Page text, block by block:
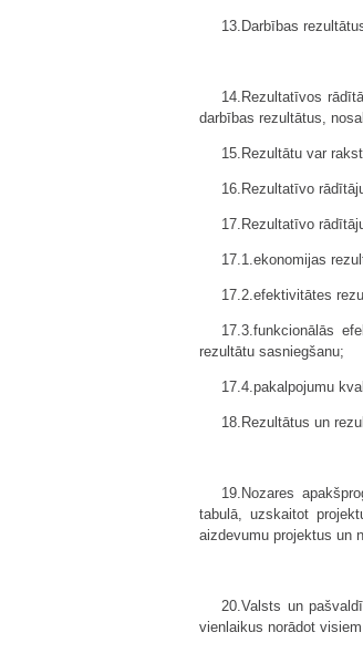
13.Darbības
14.Rezultatīvos
darbības rezultātus,
15.Rezultātu var
16.Rezultatīvo
17.Rezultatīvo
17.1.ekonomijas
17.2.efektivitātes
17.3.funkcionālās
rezultātu sasniegšanu;
17.4.pakalpojumu
18.Rezultātus un
19.Nozares
tabulā, uzskaitot
aizdevumu projektus un
20.Valsts un
vienlaikus norādot